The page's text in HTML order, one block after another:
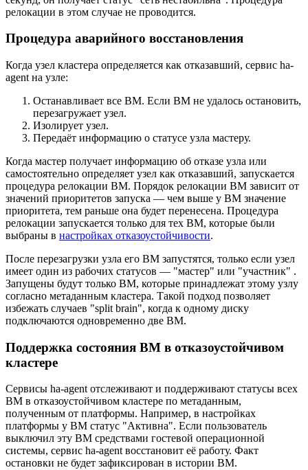
релокации в этом случае не проводится.
Процедура аварийного восстановления
Когда узел кластера определяется как отказавший, сервис ha-
agent на узле:
Останавливает все ВМ. Если ВМ не удалось остановить,
перезагружает узел.
Изолирует узел.
Передаёт информацию о статусе узла мастеру.
Когда мастер получает информацию об отказе узла или
самостоятельно определяет узел как отказавший, запускается
процедура релокации ВМ. Порядок релокации ВМ зависит от
значений приоритетов запуска — чем выше у ВМ значение
приоритета, тем раньше она будет перенесена. Процедура
релокации запускается только для тех ВМ, которые были
выбраны в настройках отказоустойчивости.
После перезагрузки узла его ВМ запустятся, только если узел
имеет один из рабочих статусов — "мастер" или "участник" .
Запущены будут только ВМ, которые принадлежат этому узлу
согласно метаданным кластера. Такой подход позволяет
избежать случаев "split brain", когда к одному диску
подключаются одновременно две ВМ.
Поддержка состояния ВМ в отказоустойчивом
кластере
Сервисы ha-agent отслеживают и поддерживают статусы всех
ВМ в отказоустойчивом кластере по метаданным,
полученным от платформы. Например, в настройках
платформы у ВМ статус "Активна". Если пользователь
выключил эту ВМ средствами гостевой операционной
системы, сервис ha-agent восстановит её работу. Факт
остановки не будет зафиксирован в истории ВМ.